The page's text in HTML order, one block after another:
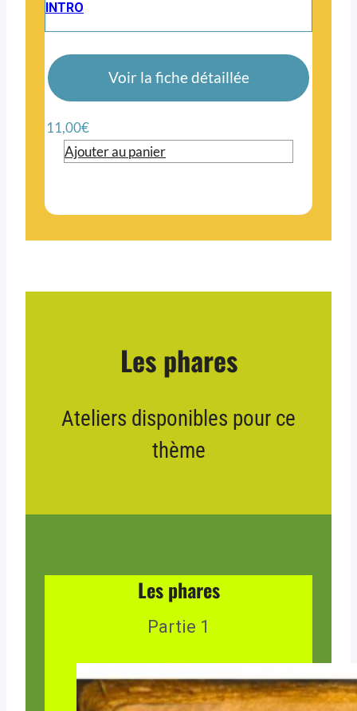
INTRO
Voir la fiche détaillée
11,00€
Ajouter au panier
Les phares
Ateliers disponibles pour ce
thème
Les phares
Partie 1